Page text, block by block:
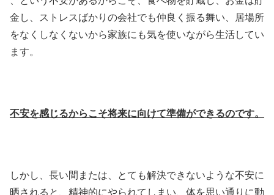
金し、ストレスばかりの会社でも仲良く振る舞い、居場所
をなくしなくないから家族にも気を使いながら生活してい
ます。
不安を感じるからこそ将来に向けて準備ができるのです。
しかし、長い間または、とても解決できないような不安に
晒されると、精神的にやられてしまい、体を思い通りに動